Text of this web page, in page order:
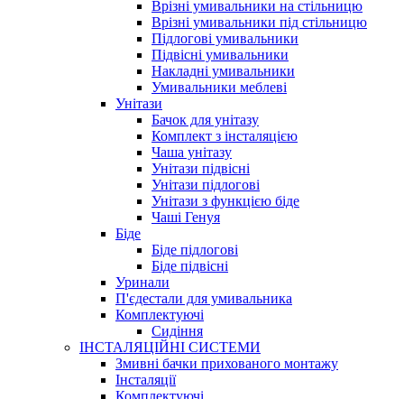
Врізні умивальники на стільницю
Врізні умивальники під стільницю
Підлогові умивальники
Підвісні умивальники
Накладні умивальники
Умивальники меблеві
Унітази
Бачок для унітазу
Комплект з інсталяцією
Чаша унітазу
Унітази підвісні
Унітази підлогові
Унітази з функцією біде
Чаші Генуя
Біде
Біде підлогові
Біде підвісні
Уринали
П'єдестали для умивальника
Комплектуючі
Сидіння
ІНСТАЛЯЦІЙНІ СИСТЕМИ
Змивні бачки прихованого монтажу
Інсталяції
Комплектуючі